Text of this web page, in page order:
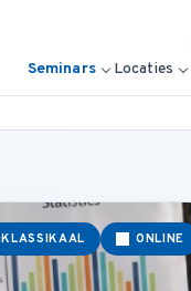
Seminars Locaties
KLASSIKAAL ONLINE